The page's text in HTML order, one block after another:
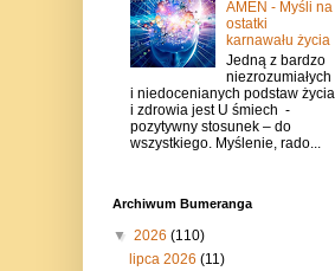
AMEN - Myśli na
ostatki
karnawału życia
Jedną z bardzo
niezrozumiałych
i niedocenianych podstaw życia
i zdrowia jest U śmiech -
pozytywny stosunek – do
wszystkiego. Myślenie, rado...
Archiwum Bumeranga
▼ 2026 (110)
lipca 2026 (11)